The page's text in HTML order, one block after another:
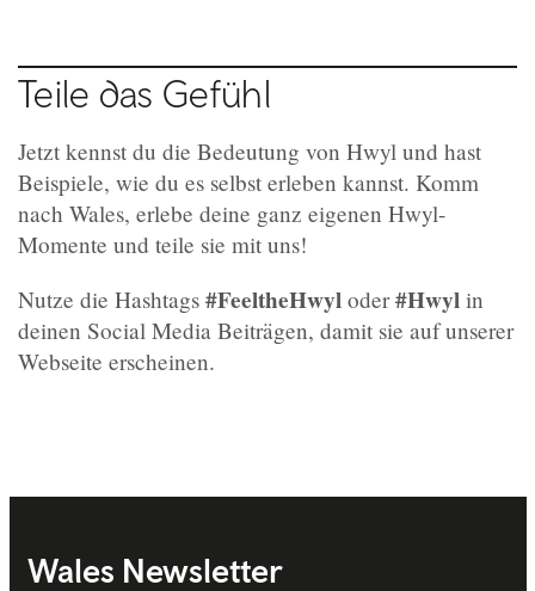
Teile das Gefühl
Jetzt kennst du die Bedeutung von Hwyl und hast
Beispiele, wie du es selbst erleben kannst. Komm
nach Wales, erlebe deine ganz eigenen Hwyl-
Momente und teile sie mit uns!
Nutze die Hashtags #FeeltheHwyl oder#Hwyl in
deinen Social Media Beiträgen, damit sie auf unserer
Webseite erscheinen.
Wales Newsletter